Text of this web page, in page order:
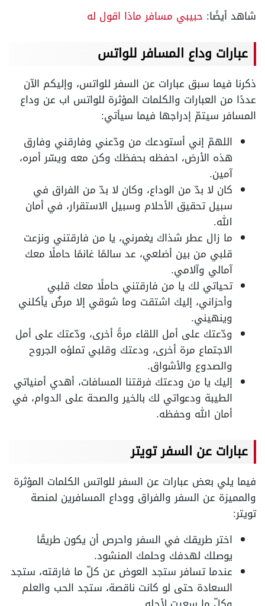
شاهد أيضًا: حبيبي مسافر ماذا اقول له
عبارات وداع المسافر للواتس
ذكرنا فيما سبق عبارات عن السفر للواتس، وإليكم الآن
عددًا من العبارات والكلمات المؤثرة للواتس اب عن وداع
المسافر سيتمّ إدراجها فيما سيأتي:
اللهمّ إني أستودعك من ودّعني وفارقني وفارق
هذه الأرض، احفظه بحفظك وكن معه ويسّر أمره،
آمين.
كان لا بدّ من الوداع، وكان لا بدّ من الفراق في
سبيل تحقيق الأحلام وسبيل الاستقرار، في أمان
الله.
ما زال عطر شذاك يغمرني، يا من فارقتني ونزعت
قلبي من بين أضلعي، عد سالمًا غانمًا حاملًا معك
آمالي وآلامي.
تحياتي لك يا من فارقتني حاملًا معك قلبي
وأحزاني، إليك اشتقت وما شوقي إلا مرضٌ يأكلني
وينهيني.
ودّعتك على أمل اللقاء مرةً أخرى، ودّعتك على أمل
الاجتماع مرة أخرى، ودعتك وقلبي تملؤه الجروح
والصدوع والأشواق.
إليك يا من ودعتك فرقتنا المسافات، أهدي أمنياتي
الطيبة ودعواتي لك بالخير والصحة على الدوام، في
أمان الله وحفظه.
عبارات عن السفر تويتر
فيما يلي بعض عبارات عن السفر للواتس الكلمات المؤثرة
والمميزة عن السفر والفراق ووداع المسافرين لمنصة
تويتر:
اختر طريقك في السفر واحرص أن يكون طريقًا
يوصلك لهدفك وحلمك المنشود.
عندما تسافر ستجد العوض عن كلّ ما فارقته، ستجد
السعادة حتى لو كانت ناقصة، ستجد الحب والعلم